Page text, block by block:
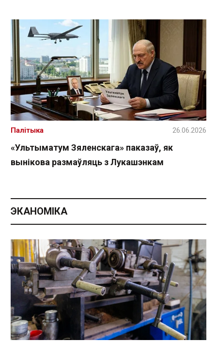
«Ультыматум Зяленскага» паказаў, як
вынікова размаўляць з Лукашэнкам
Палітыка 26.06.2026
ЭКАНОМІКА